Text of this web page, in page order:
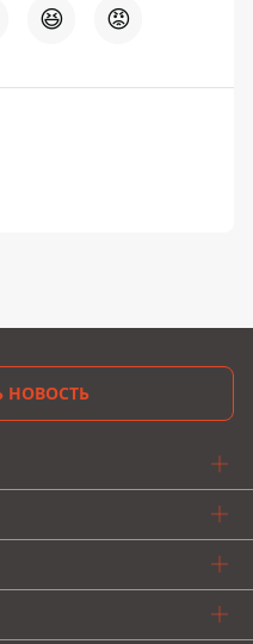
😆 😡
НОВОСТЬ